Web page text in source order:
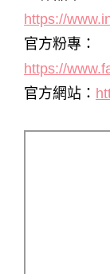
https://
官方粉專：
https://
官方網站：